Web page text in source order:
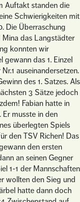
Auftakt standen die
Schwierigkeiten mit
Die Überraschung
Mina das Langstädter
konnten wir
gewann das 1. Einzel
auseinandersetzen.
des 1. Satzes. Als
3 Sätze jedoch
Fabian hatte in
Er musste in den
überlegten Spiels
den TSV Richen! Das
den ersten
an seinen Gegner
1-1 der Mannschaften
wollten den Sieg und
hatte dann doch